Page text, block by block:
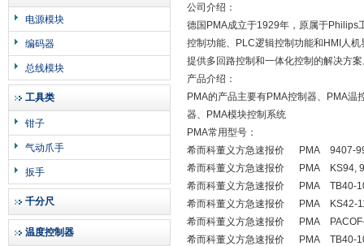
电源模块
编码器
总线模块
工具类
钳子
气动爪手
扳手
千分尺
温度控制器
公司介绍：
德国PMA成立于1929年，原属于Philips
控制功能、PLC逻辑控制功能和HMI人
提供多回路控制和一体化控制的解决方
产品介绍：
PMA的产品主要有PMA控制器、PMA
器、PMA模块控制系统
PMA常用型号：
希而科董义方急速报价 PMA 9407-
希而科董义方急速报价 PMA KS94,
希而科董义方急速报价 PMA TB40-
希而科董义方急速报价 PMA KS42-
希而科董义方急速报价 PMA
希而科董义方急速报价 PMA TB40-